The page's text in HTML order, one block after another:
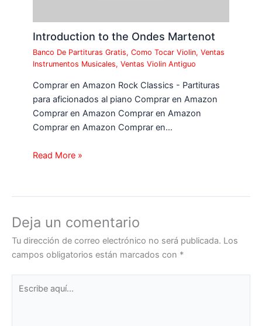
Introduction to the Ondes Martenot
Banco De Partituras Gratis,Como Tocar Violin,Ventas
Instrumentos Musicales,Ventas Violin Antiguo
Comprar en Amazon Rock Classics - Partituras
para aficionados al piano Comprar en Amazon
Comprar en Amazon Comprar en Amazon
Comprar en Amazon Comprar en…
Read More »
Deja un comentario
Tu dirección de correo electrónico no será publicada. Los
campos obligatorios están marcados con *
aquí...